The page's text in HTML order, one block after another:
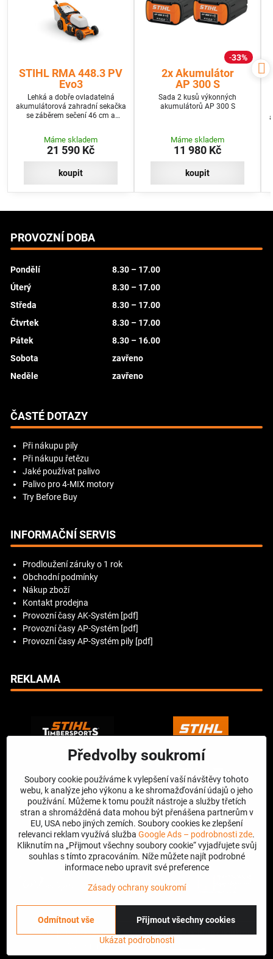
STIHL RMA 448.3 PV
Evo3
Lehká a dobře ovladatelná
akumulátorová zahradní sekačka
se záběrem sečení 46 cm a
Máme skladem
21 590 Kč
koupit
33%
2x Akumulátor
AP 300 S
Sada 2 kusů výkonných
akumulátorů AP 300 S
Máme skladem
11 980 Kč
koupit
PROVOZNÍ DOBA
Pondělí
8.30 – 17.00
Úterý
8.30 – 17.00
Středa
8.30 – 17.00
Čtvrtek
8.30 – 17.00
Pátek
8.30 – 16.00
Sobota
zavřeno
Neděle
zavřeno
ČASTÉ DOTAZY
Při nákupu pily
Při nákupu řetězu
Jaké používat palivo
Palivo pro 4-MIX motory
Try Before Buy
INFORMAČNÍ SERVIS
Prodloužení záruky o 1 rok
Obchodní podmínky
Nákup zboží
Kontakt prodejna
Provozní časy AK-Systém [pdf]
Provozní časy AP-Systém [pdf]
Provozní časy AP-Systém pily [pdf]
REKLAMA
©2026CopyrightPředvolby soukromíZásady ochrany soukromí
Vytvořeno systémem:ByznysWeb.cz
Předvolby soukromí
Soubory cookie používáme k vylepšení vaší návštěvy tohoto
webu, k analýze jeho výkonu a ke shromažďování údajů o jeho
používání. Můžeme k tomu použít nástroje a služby třetích
stran a shromážděná data mohou být přenášena partnerům v
EU, USA nebo jiných zemích. Soubory cookies ke zlepšení
relevanci reklam využívá služba Google Ads – podrobnosti zde.
Kliknutím na „Přijmout všechny soubory cookie“ vyjadřujete svůj
souhlas s tímto zpracováním. Níže můžete najít podrobné
informace nebo upravit své preference
Zásady ochrany soukromí
Ukázat podrobnosti
Přijmout všechny cookies
Odmítnout vše